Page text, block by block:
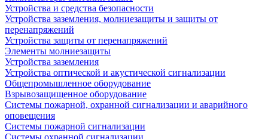
Устройства и средства безопасности
Устройства заземления, молниезащиты и защиты от
перенапряжений
Устройства защиты от перенапряжений
Элементы молниезащиты
Устройства заземления
Устройства оптической и акустической сигнализации
Общепромышленное оборудование
Взрывозащищенное оборудование
Системы пожарной, охранной сигнализации и аварийного
оповещения
Системы пожарной сигнализации
Системы охранной сигнализации